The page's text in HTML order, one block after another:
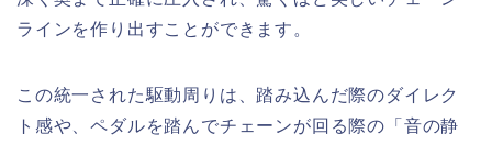
ラインを作り出すことができます。
この統一された駆動周りは、踏み込んだ際のダイレク
ト感や、ペダルを踏んでチェーンが回る際の「音の静